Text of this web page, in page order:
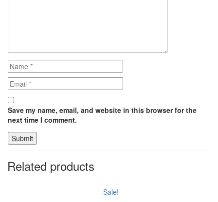
Save my name, email, and website in this browser for the
next time I comment.
Related products
Sale!